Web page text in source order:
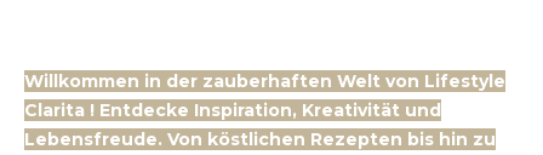
Willkommen in der zauberhaften Welt von Lifestyle
Clarita ! Entdecke Inspiration, Kreativität und
Lebensfreude. Von köstlichen Rezepten bis hin zu